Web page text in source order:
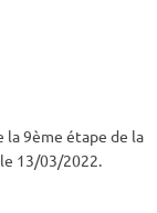
la 9ème étape de la
13/03/2022.